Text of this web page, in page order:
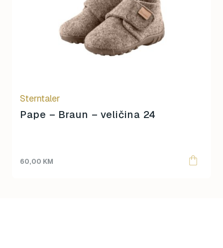
Sterntaler
Pape – Braun – veličina 24
60,00 KM